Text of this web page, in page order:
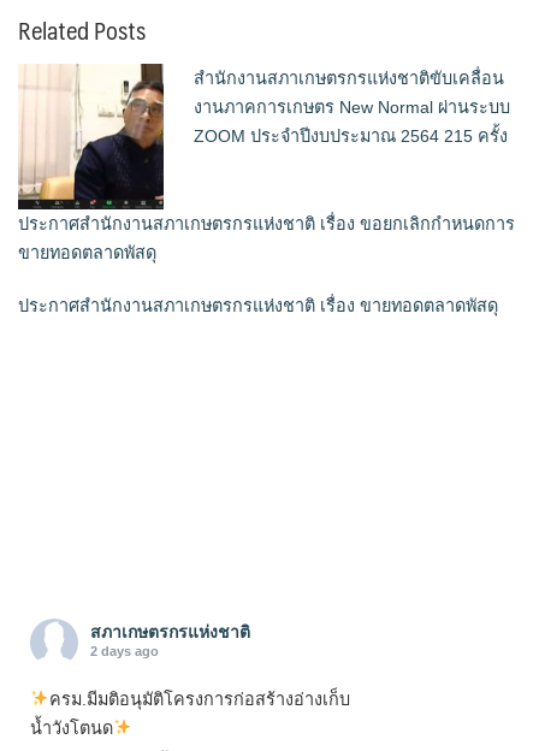
Related Posts
สำนักงานสภาเกษตรกรแห่งชาติขับเคลื่อน
งานภาคการเกษตร New Normal ผ่านระบบ
ZOOM ประจำปีงบประมาณ 2564 215 ครั้ง
ประกาศสำนักงานสภาเกษตรกรแห่งชาติ เรื่อง ขอยกเลิกกำหนดการ
ขายทอดตลาดพัสดุ
ประกาศสำนักงานสภาเกษตรกรแห่งชาติ เรื่อง ขายทอดตลาดพัสดุ
สภาเกษตรกรแห่งชาติ
2 days ago
ครม.มีมติอนุมัติโครงการก่อสร้างอ่างเก็บ
น้ำวังโตนด